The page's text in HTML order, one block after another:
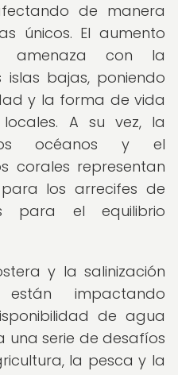
de manera
únicos. El aumento
con la
bajas, poniendo
y la forma de vida
A su vez, la
océanos y el
corales representan
los arrecifes de
para el equilibrio
y la salinización
impactando
de agua
una serie de desafíos
la pesca y la